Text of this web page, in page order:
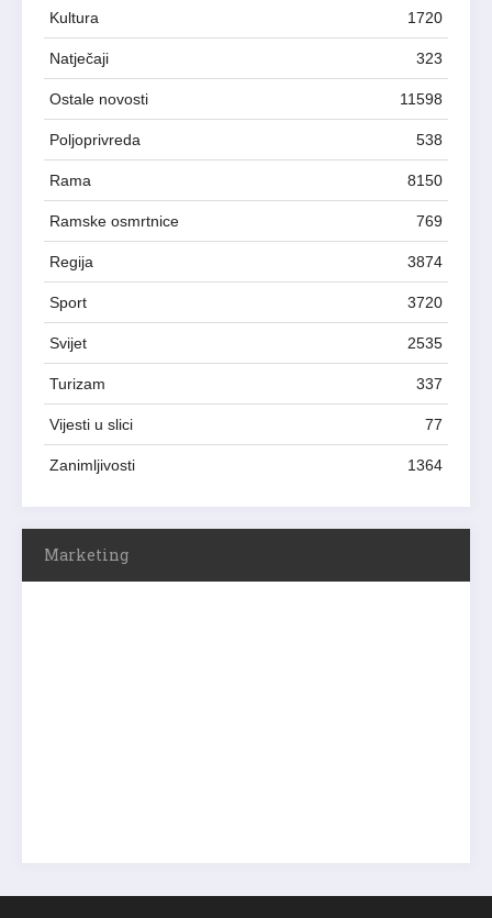
Kultura 1720
Natječaji 323
Ostale novosti 11598
Poljoprivreda 538
Rama 8150
Ramske osmrtnice 769
Regija 3874
Sport 3720
Svijet 2535
Turizam 337
Vijesti u slici 77
Zanimljivosti 1364
Marketing